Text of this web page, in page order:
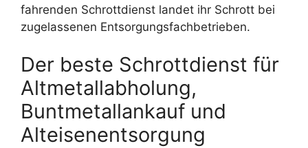
fahrenden Schrottdienst landet ihr Schrott bei
zugelassenen Entsorgungsfachbetrieben.
Der beste Schrottdienst für
Altmetallabholung,
Buntmetallankauf und
Alteisenentsorgung